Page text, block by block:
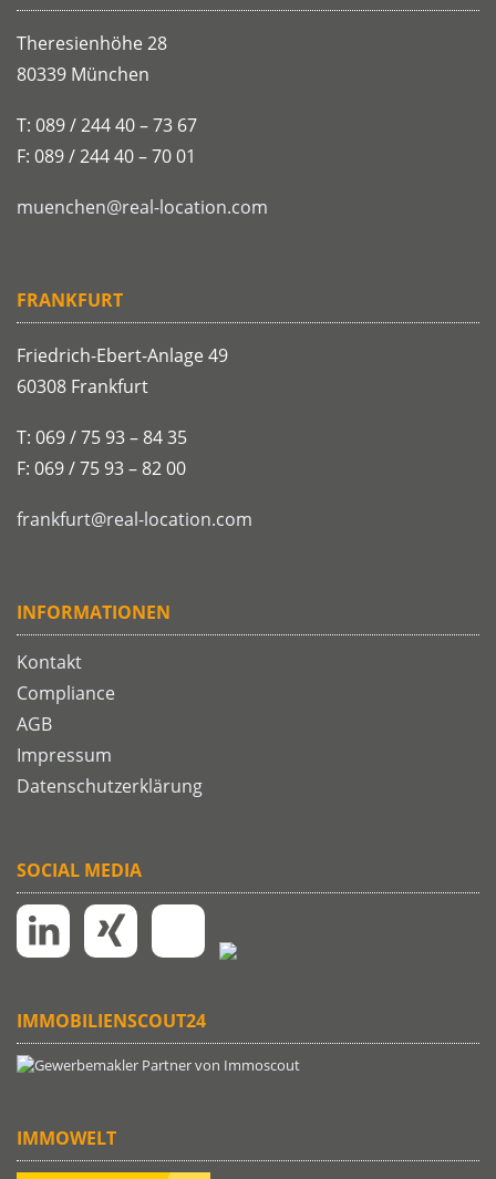
Theresienhöhe 28
80339 München
T: 089 / 244 40 – 73 67
F: 089 / 244 40 – 70 01
muenchen@real-location.com
FRANKFURT
Friedrich-Ebert-Anlage 49
60308 Frankfurt
T: 069 / 75 93 – 84 35
F: 069 / 75 93 – 82 00
frankfurt@real-location.com
INFORMATIONEN
Kontakt
Compliance
AGB
Impressum
Datenschutzerklärung
SOCIAL MEDIA
IMMOBILIENSCOUT24
IMMOWELT